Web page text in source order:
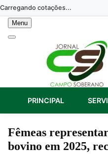
Skip
to
content
Carregando cotações...
Menu
PRINCIPAL
Fêmeas
bovino em 2025,